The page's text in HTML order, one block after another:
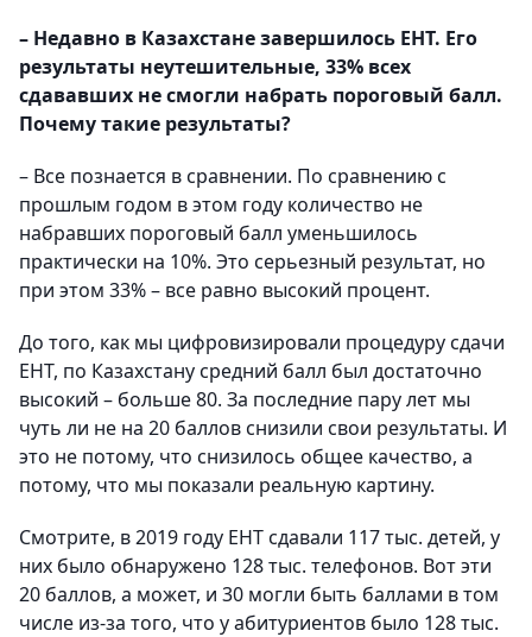
– Недавно в Казахстане завершилось ЕНТ. Его
результаты неутешительные, 33% всех
сдававших не смогли набрать пороговый балл.
Почему такие результаты?
– Все познается в сравнении. По сравнению с
прошлым годом в этом году количество не
набравших пороговый балл уменьшилось
практически на 10%. Это серьезный результат, но
при этом 33% – все равно высокий процент.
До того, как мы цифровизировали процедуру сдачи
ЕНТ, по Казахстану средний балл был достаточно
высокий – больше 80. За последние пару лет мы
чуть ли не на 20 баллов снизили свои результаты. И
это не потому, что снизилось общее качество, а
потому, что мы показали реальную картину.
Смотрите, в 2019 году ЕНТ сдавали 117 тыс. детей, у
них было обнаружено 128 тыс. телефонов. Вот эти
20 баллов, а может, и 30 могли быть баллами в том
числе из-за того, что у абитуриентов было 128 тыс.